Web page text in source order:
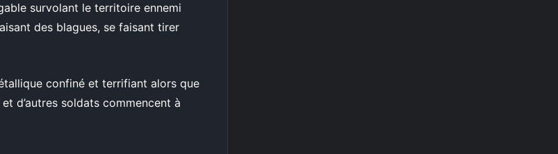
survolant le territoire ennemi
des blagues, se faisant tirer
confiné et terrifiant alors que
d’autres soldats commencent à